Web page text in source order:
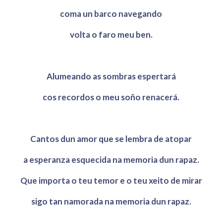
coma un barco navegando
volta o faro meu ben.
Alumeando as sombras espertará
cos recordos o meu soño renacerá.
Cantos dun amor que se lembra de atopar
a esperanza esquecida na memoria dun rapaz.
Que importa o teu temor e o teu xeito de mirar
sigo tan namorada na memoria dun rapaz.